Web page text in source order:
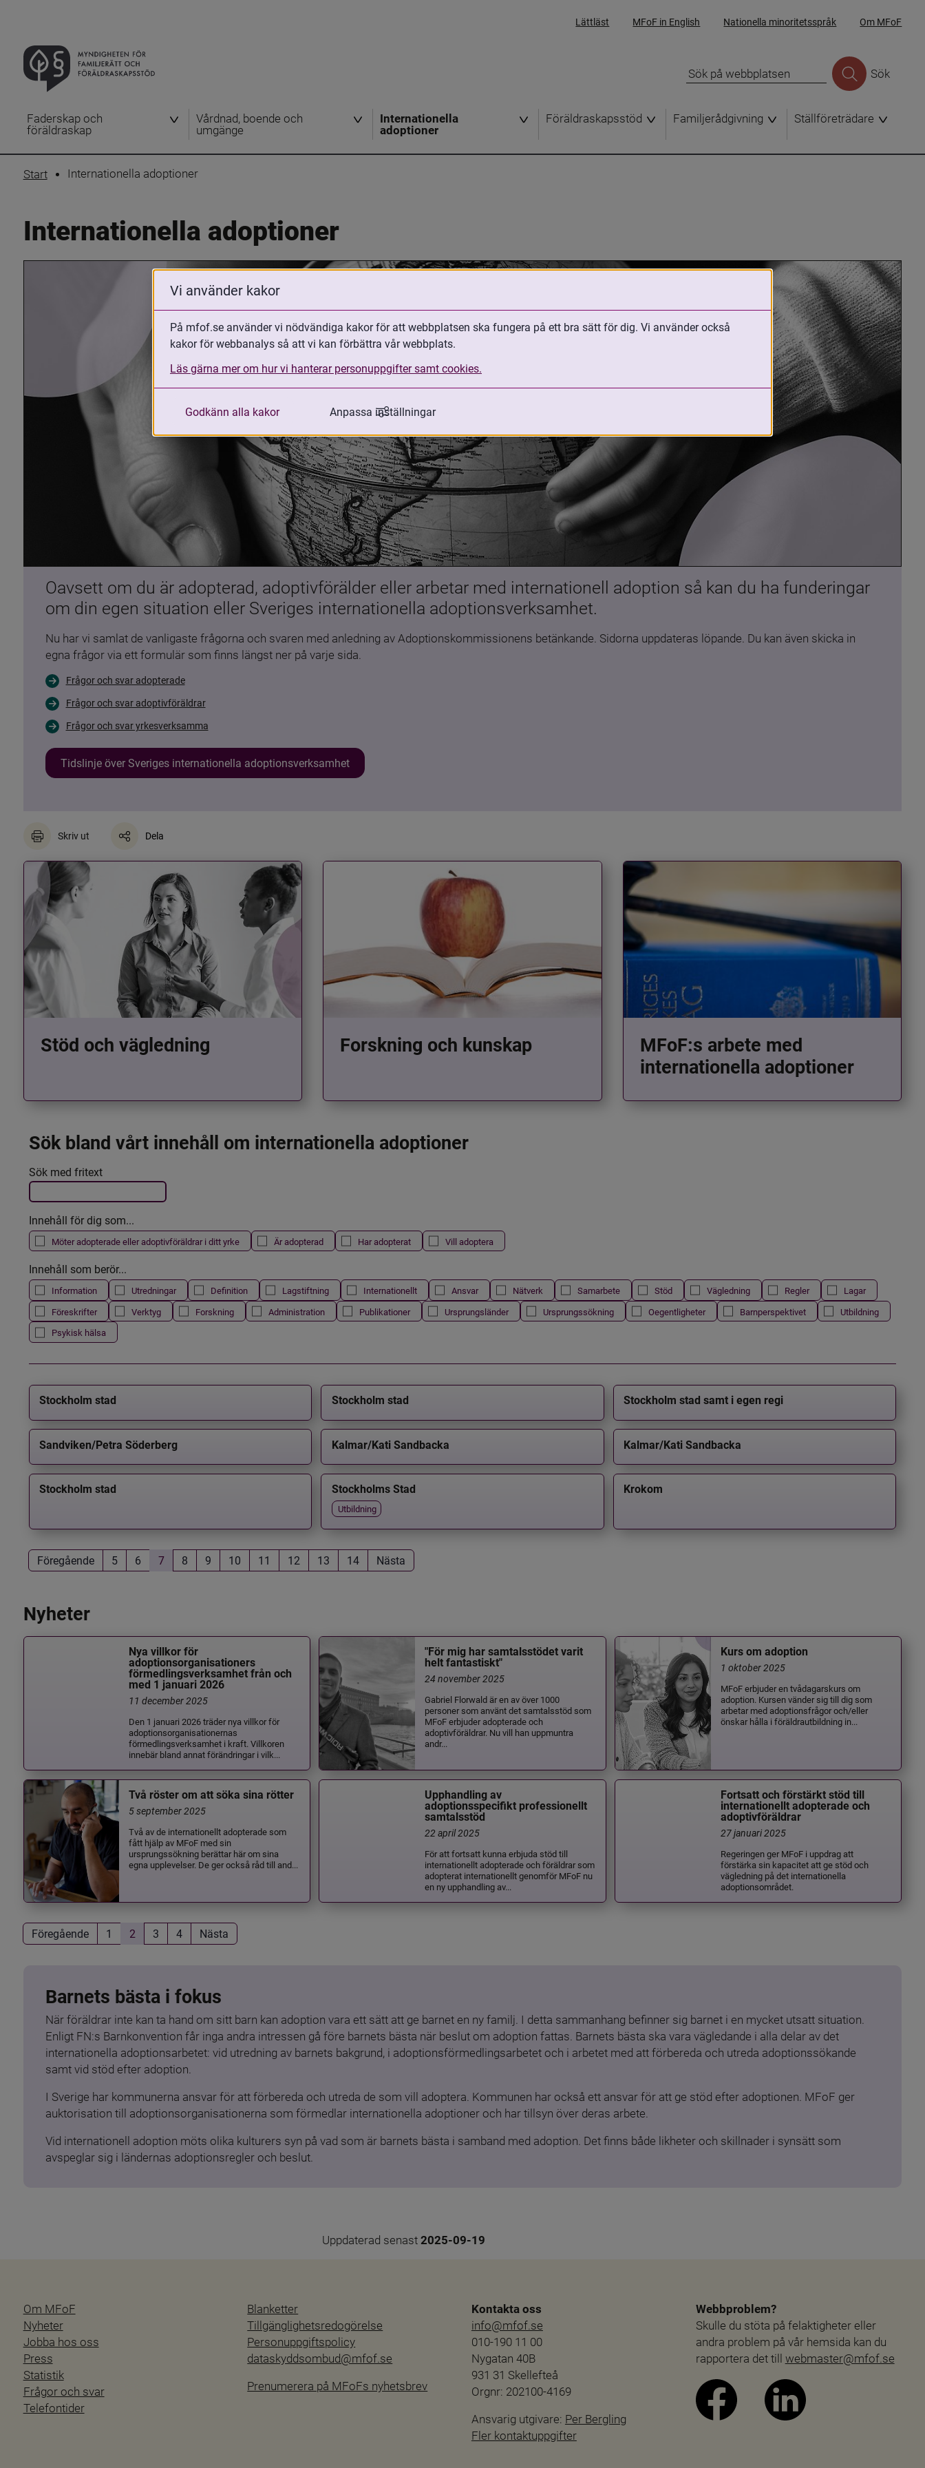
Lättläst MFoF in English Nationella minoritetsspråk Om MFoF
Sök
Faderskap och
föräldraskap
Vårdnad, boende och
umgänge
Internationella
adoptioner
Föräldraskapsstöd Familjerådgivning Ställföreträdare
Start Internationella adoptioner
Internationella adoptioner
Oavsett om du är adopterad, adoptivförälder eller arbetar med internationell adoption så kan du ha funderingar
om din egen situation eller Sveriges internationella adoptionsverksamhet.
Nu har vi samlat de vanligaste frågorna och svaren med anledning av Adoptionskommissionens betänkande. Sidorna uppdateras löpande. Du kan även skicka in
egna frågor via ett formulär som finns längst ner på varje sida.
Frågor och svar adopterade
Frågor och svar adoptivföräldrar
Frågor och svar yrkesverksamma
Tidslinje över Sveriges internationella adoptionsverksamhet
Skriv ut Dela
Stöd och vägledning Forskning och kunskap
MFoF:s arbete med
internationella adoptioner
Sök bland vårt innehåll om internationella adoptioner
Filtrera resultatet
Det här formuläret postas automatiskt
Sök med fritext
Innehåll för dig som...
Möter adopterade eller adoptivföräldrar i ditt yrke Är adopterad Har adopterat Vill adoptera
Innehåll som berör...
Information Utredningar Definition Lagstiftning Internationellt Ansvar Nätverk Samarbete Stöd Vägledning Regler
Lagar
Föreskrifter
Verktyg Forskning Administration Publikationer Ursprungsländer Ursprungssökning Oegentligheter Barnperspektivet
Utbildning
Psykisk hälsa
Stockholm stad Stockholm stad Stockholm stad samt i egen regi
Sandviken/Petra Söderberg Kalmar/Kati Sandbacka Kalmar/Kati Sandbacka
Stockholm stad Stockholms Stad
Utbildning
Krokom
Föregående 5 6 7 8 9 10 11 12 13 14 Nästa
Nyheter
Nya villkor för
adoptionsorganisationers
förmedlingsverksamhet från och
med 1 januari 2026
11 december 2025
Den 1 januari 2026 träder nya villkor för
adoptionsorganisationernas
förmedlingsverksamhet i kraft. Villkoren
innebär bland annat förändringar i vilk...
"För mig har samtalsstödet varit
helt fantastiskt"
24 november 2025
Gabriel Florwald är en av över 1000
personer som använt det samtalsstöd som
MFoF erbjuder adopterade och
adoptivföräldrar. Nu vill han uppmuntra
andr...
Kurs om adoption
1 oktober 2025
MFoF erbjuder en tvådagarskurs om
adoption. Kursen vänder sig till dig som
arbetar med adoptionsfrågor och/eller
önskar hålla i föräldrautbildning in...
Två röster om att söka sina rötter
5 september 2025
Två av de internationellt adopterade som
fått hjälp av MFoF med sin
ursprungssökning berättar här om sina
egna upplevelser. De ger också råd till and...
Upphandling av
adoptionsspecifikt professionellt
samtalsstöd
22 april 2025
För att fortsatt kunna erbjuda stöd till
internationellt adopterade och föräldrar som
adopterat internationellt genomför MFoF nu
en ny upphandling av...
Fortsatt och förstärkt stöd till
internationellt adopterade och
adoptivföräldrar
27 januari 2025
Regeringen ger MFoF i uppdrag att
förstärka sin kapacitet att ge stöd och
vägledning på det internationella
adoptionsområdet.
Föregående 1 2 3 4 Nästa
Barnets bästa i fokus
När föräldrar inte kan ta hand om sitt barn kan adoption vara ett sätt att ge barnet en ny familj. I detta sammanhang befinner sig barnet i en mycket utsatt situation.
Enligt FN:s Barnkonvention får inga andra intressen gå före barnets bästa när beslut om adoption fattas. Barnets bästa ska vara vägledande i alla delar av det
internationella adoptionsarbetet: vid utredning av barnets bakgrund, i adoptionsförmedlingsarbetet och i arbetet med att förbereda och utreda adoptionssökande
samt vid stöd efter adoption.
I Sverige har kommunerna ansvar för att förbereda och utreda de som vill adoptera. Kommunen har också ett ansvar för att ge stöd efter adoptionen. MFoF ger
auktorisation till adoptionsorganisationerna som förmedlar internationella adoptioner och har tillsyn över deras arbete.
Vid internationell adoption möts olika kulturers syn på vad som är barnets bästa i samband med adoption. Det finns både likheter och skillnader i synsätt som
avspeglar sig i ländernas adoptionsregler och beslut.
Uppdaterad senast 2025-09-19
Om MFoF
Nyheter
Jobba hos oss
Press
Statistik
Frågor och svar
Telefontider
Blanketter
Tillgänglighetsredogörelse
Personuppgiftspolicy
dataskyddsombud@mfof.se
Prenumerera på MFoFs nyhetsbrev
Kontakta oss
info@mfof.se
010-190 11 00
Nygatan 40B
931 31 Skellefteå
Orgnr: 202100-4169
Ansvarig utgivare: Per Bergling
Fler kontaktuppgifter
Webbproblem?
Skulle du stöta på felaktigheter eller
andra problem på vår hemsida kan du
rapportera det till webmaster@mfof.se
Vi använder kakor
På mfof.se använder vi nödvändiga kakor för att webbplatsen ska fungera på ett bra sätt för dig. Vi använder också
kakor för webbanalys så att vi kan förbättra vår webbplats.
Läs gärna mer om hur vi hanterar personuppgifter samt cookies.
Godkänn alla kakor Anpassa inställningar